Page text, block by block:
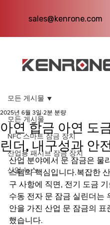
sales@kenrone.com
모든 게시물
NFC 스마트 잠금 장치
산업용 패시브 잠금 장치
산업 뉴스
모든 게시물
아연 합금 아연 도
린더, 내구성과 안
2025년 6월 3일 2분 분량
산업 분야에서 문 잠금은 물
스템의 핵심입니다.복잡한
구 사항에 직면, 전기 도금
수동 전자 문 잠금 실린더는
안을 가진 산업 문 잠금의
했습니다.